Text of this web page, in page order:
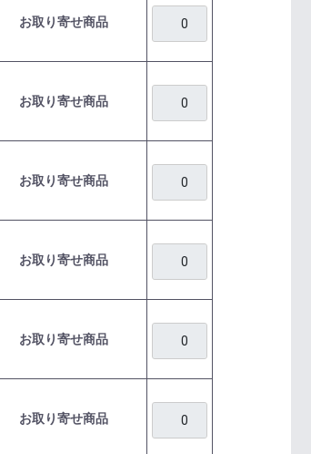
お取り寄せ商品
お取り寄せ商品
お取り寄せ商品
お取り寄せ商品
お取り寄せ商品
お取り寄せ商品